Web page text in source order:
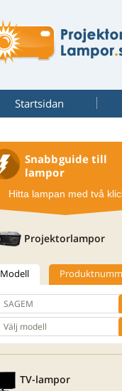
Startsidan
Snabbguide till
lampor
Hitta lampan med två
Projektorlampor
Modell
TV-lampor